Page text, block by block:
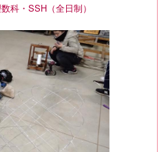
科・SSH（全日制）